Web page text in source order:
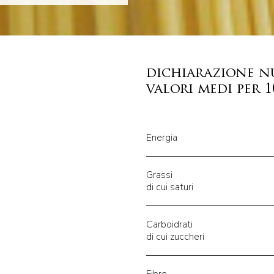
dichiarazione
valori medi per
Energia
Grassi
di cui saturi
Carboidrati
di cui zuccheri